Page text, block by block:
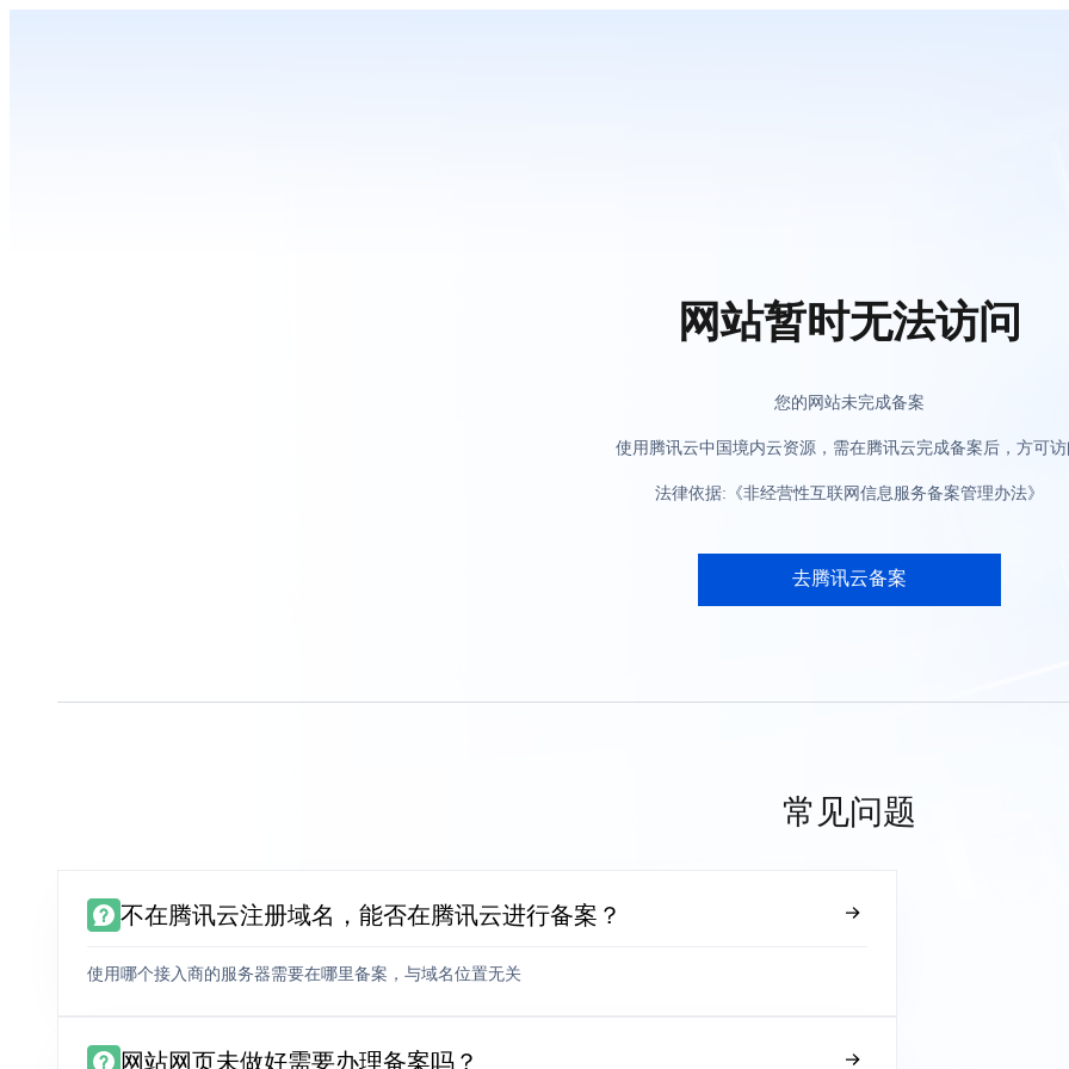
网站暂时无法访问
您的网站未完成备案
使用腾讯云中国境内云资源，需在腾讯云完成备案后，方可
法律依据:《非经营性互联网信息服务备案管理办法》
去腾讯云备案
常见问题
不在腾讯云注册域名，能否在腾讯云进行备案？
使用哪个接入商的服务器需要在哪里备案，与域名位置无关
网站网页未做好需要办理备案吗？